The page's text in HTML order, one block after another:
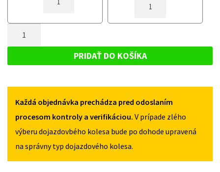
DOJAZDOVÉ
FORD
OD
125/80R18
DOJAZDOVÉ
OD
2016
FORD
2016
125/80R18
5X108
PRIDAŤ DO KOŠÍKA
Každá objednávka prechádza pred odoslaním
procesom kontroly a verifikáciou. V prípade zlého
výberu dojazdovbého kolesa bude po dohode upravená
na správny typ dojazdového kolesa.